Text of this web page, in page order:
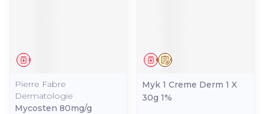
Geneesmiddel
Pierre Fabre
Dermatologie
Mycosten 80mg/g
Op voorschrift
Geneesmiddel
Myk 1 Creme Derm 1 X
30g 1%